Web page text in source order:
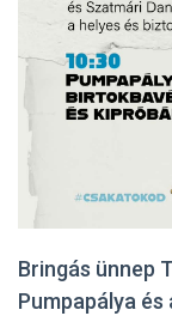
Bringás ünnep
Pumpapálya